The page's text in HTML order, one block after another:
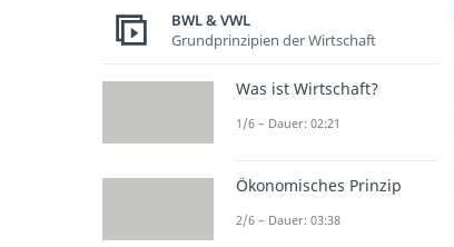
BWL & VWL
Grundprinzipien der Wirtschaft
Was ist Wirtschaft?
1/6 – Dauer: 02:21
Ökonomisches Prinzip
2/6 – Dauer: 03:38